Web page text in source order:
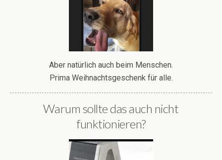
Aber natürlich auch beim Menschen.
Prima Weihnachtsgeschenk für alle.
Warum sollte das auch nicht
funktionieren?